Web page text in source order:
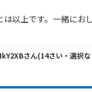
は以上です。一緒にお
さん(14さい・ 選択な